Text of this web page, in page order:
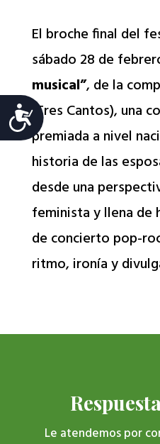
Accesibilidad
El broche final del
sábado 28 de
musical”, de la
(Tres Cantos), una
premiada a nivel
historia de las
desde una
feminista y llena de
de concierto pop-
ritmo, ironía y
Le atendemos por